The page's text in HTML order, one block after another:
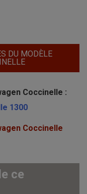
DU MODÈLE
Coccinelle :
1300
Coccinelle
ce